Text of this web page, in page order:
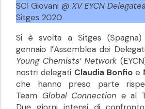
SCI Giovani @ XV EYCN
Sitges 2020
Si è svolta a Sitges
gennaio l’Assemblea dei
Young Chemists’ Network
nostri delegati Claudia Bonfio e
che hanno preso parte
Team Global Connection e al